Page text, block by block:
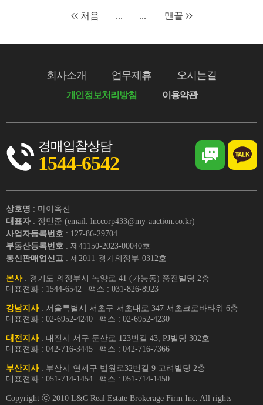
처음 ... ... 맨끝
회사소개 업무제휴 오시는길
개인정보처리방침 이용약관
경매입찰상담
1544-6542
상호명 : 마이옥션
대표자 : 정민준 (email. lnccorp433@my-auction.co.kr)
사업자등록번호 : 127-86-29704
부동산등록번호 : 제41150-2023-00040호
통신판매업신고 : 제2011-경기의정부-0312호
본사: 경기도 의정부시 녹양로 41 (가능동) 풍전빌딩 2층
대표전화 : 1544-6542 | 팩스 : 031-826-8923
강남지사: 서울특별시 서초구 서초대로 347 서초크로바타워 6층
대표전화 : 02-6952-4240 | 팩스 : 02-6952-4230
대전지사: 대전시 서구 둔산로 123번길 43, PJ빌딩 302호
대표전화 : 042-716-3445 | 팩스 : 042-716-7366
부산지사: 부산시 연제구 법원로32번길 9 고려빌딩 2층
대표전화 : 051-714-1454 | 팩스 : 051-714-1450
Copyright ⓒ 2010 L&C Real Estate Brokerage Firm Inc. All rights